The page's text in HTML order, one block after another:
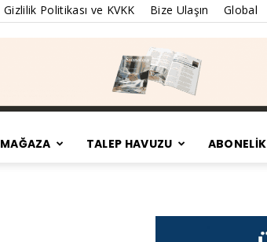
Gizlilik Politikası ve KVKK Bize Ulaşın Global
MAĞAZA TALEP HAVUZU ABONELİK